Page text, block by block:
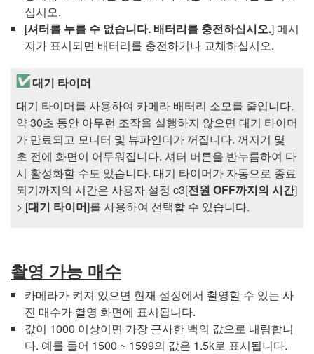
십시오.
[셔터를 누를 수 없습니다. 배터리를 충전하십시오.] 메시
지가 표시되면 배터리를 충전하거나 교체하십시오.
대기 타이머
대기 타이머를 사용하여 카메라 배터리 소모를 줄입니다.
약 30초 동안 아무런 조작을 실행하지 않으면 대기 타이머
가 만료되고 모니터 및 뷰파인더가 꺼집니다. 꺼지기 몇
초 전에 화면이 어두워집니다. 셔터 버튼을 반누름하여 다
시 활성화할 수도 있습니다. 대기 타이머가 자동으로 종료
되기까지의 시간은 사용자 설정 c3[전원 OFF까지의 시간]
> [대기 타이머]를 사용하여 선택할 수 있습니다.
촬영 가능 매수
카메라가 켜져 있으면 현재 설정에서 촬영할 수 있는 사
진 매수가 촬영 화면에 표시됩니다.
값이 1000 이상이면 가장 근사한 백의 값으로 내림합니
다. 예를 들어 1500 ~ 1599의 값은 1.5k로 표시됩니다.